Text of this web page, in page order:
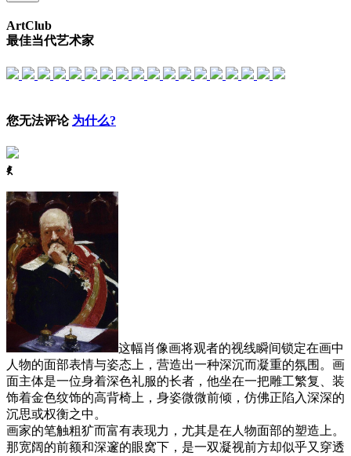
ArtClub
最佳当代艺术家
您无法评论 为什么?
ꈅ
这幅肖像画将观者的视线瞬间锁定在画中
人物的面部表情与姿态上，营造出一种深沉而凝重的氛围。画
面主体是一位身着深色礼服的长者，他坐在一把雕工繁复、装
饰着金色纹饰的高背椅上，身姿微微前倾，仿佛正陷入深深的
沉思或权衡之中。
画家的笔触粗犷而富有表现力，尤其是在人物面部的塑造上。
那宽阔的前额和深邃的眼窝下，是一双凝视前方却似乎又穿透